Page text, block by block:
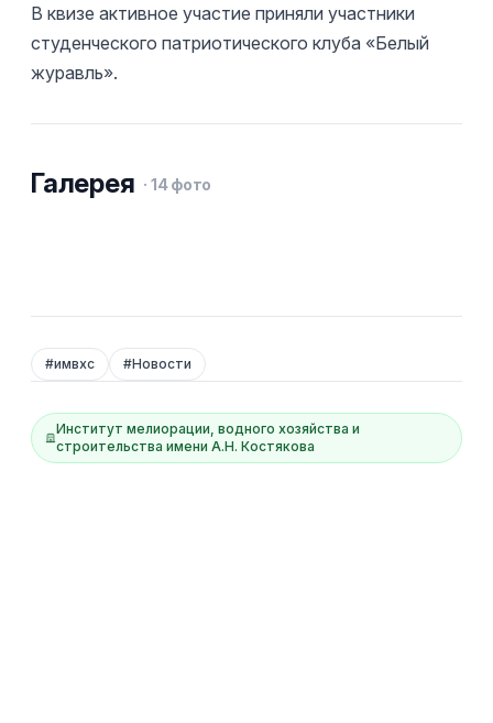
В квизе активное участие приняли участники
студенческого патриотического клуба «Белый
журавль».
Галерея · 14фото
#имвхс #Новости
Институт мелиорации, водного хозяйства и
строительства имени А.Н. Костякова